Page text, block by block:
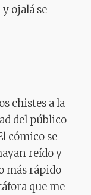
ojalá se
chistes a la
del público
cómico se
reído y
más rápido
que me